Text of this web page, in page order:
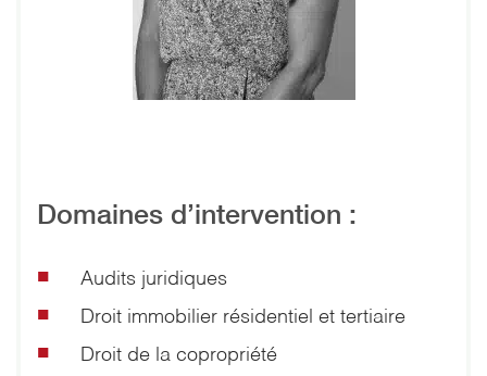
Domaines d’intervention :
Audits juridiques
Droit immobilier résidentiel et tertiaire
Droit de la copropriété